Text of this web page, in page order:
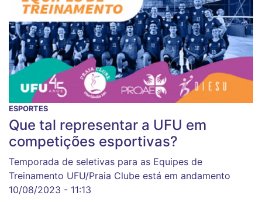
ESPORTES
Que tal representar a UFU em
competições esportivas?
Temporada de seletivas para as Equipes de
Treinamento UFU/Praia Clube está em andamento
10/08/2023 - 11:13